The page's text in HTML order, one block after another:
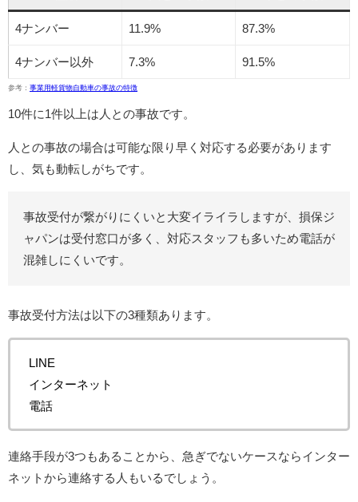
4ナンバー 11.9% 87.3%
4ナンバー以外 7.3% 91.5%
参考： 事業用軽貨物自動車の事故の特徴
10件に1件以上は人との事故です。
人との事故の場合は可能な限り早く対応する必要があります
し、気も動転しがちです。
事故受付が繋がりにくいと大変イライラしますが、損保ジ
ャパンは受付窓口が多く、対応スタッフも多いため電話が
混雑しにくいです。
事故受付方法は以下の3種類あります。
LINE
インターネット
電話
連絡手段が3つもあることから、急ぎでないケースならインター
ネットから連絡する人もいるでしょう。